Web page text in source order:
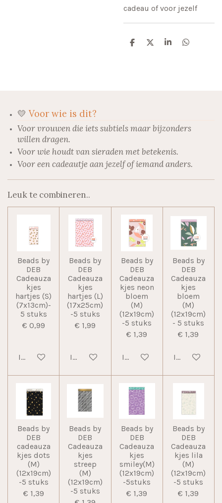
cadeau of voor jezelf
D
D
S
D
💛 Voor wie is dit?
Voor vrouwen die iets subtiels maar bijzonders
willen dragen.
Voor wie houdt van sieraden met betekenis.
Voor een cadeautje aan jezelf of iemand anders.
Leuk te combineren..
Beads by
DEB
Cadeauza
kjes
hartjes (S)
(7x13cm)-
5 stuks
€ 0,99
In winkelwagen
Beads by
DEB
Cadeauza
kjes
hartjes (L)
(17x25cm)
-5 stuks
€ 1,99
In winkelwagen
Beads by
DEB
Cadeauza
kjes neon
bloem
(M)
(12x19cm)
-5 stuks
€ 1,39
In winkelwagen
Beads by
DEB
Cadeauza
kjes
bloem
(M)
(12x19cm)
- 5 stuks
€ 1,39
In
Beads by
DEB
cadeauza
kjes dots
(M)
(12x19cm)
-5 stuks
€ 1,39
Beads by
DEB
Cadeauza
kjes
streep
(M)
(12x19cm)
-5 stuks
Beads by
DEB
Cadeauza
kjes
smiley(M)
(12x19cm)
-5stuks
€ 1,39
Beads by
DEB
Cadeauza
kjes lila
(M)
(12x19cm)
-5 stuks
€ 1,39